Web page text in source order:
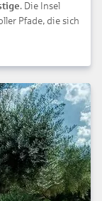
. Die Insel
Pfade, die sich